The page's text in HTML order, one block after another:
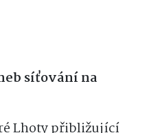
síťování na